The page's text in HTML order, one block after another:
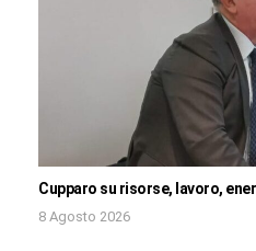
Cupparo su risorse, lavoro,
8 Agosto 2026